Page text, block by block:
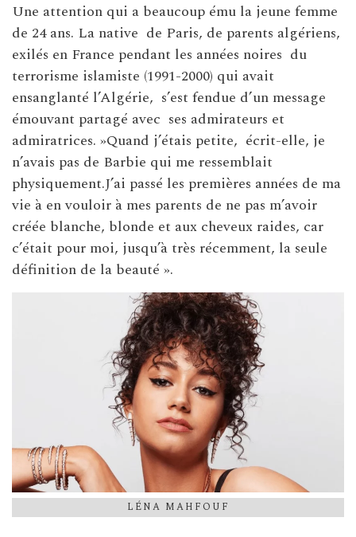
Une attention qui a beaucoup ému la jeune femme
de 24 ans. La native de Paris, de parents algériens,
exilés en France pendant les années noires du
terrorisme islamiste (1991-2000) qui avait
ensanglanté l’Algérie, s’est fendue d’un message
émouvant partagé avec ses admirateurs et
admiratrices. »Quand j’étais petite, écrit-elle, je
n’avais pas de Barbie qui me ressemblait
physiquement.J’ai passé les premières années de ma
vie à en vouloir à mes parents de ne pas m’avoir
créée blanche, blonde et aux cheveux raides, car
c’était pour moi, jusqu’à très récemment, la seule
définition de la beauté ».
LÉNA MAHFOUF